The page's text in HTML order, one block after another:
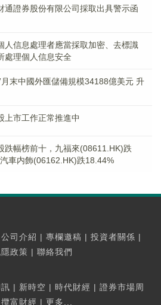
通證券股份有限公司採取出具警示函
人信息處理者應當採取加密、去標識
處理個人信息安全
末中國外匯儲備規模34188億美元 升
上市工作正常推進中
跌幅榜前十，九福來(08611.HK)跌
車内飾(06162.HK)跌18.44%
公司介紹 | 專欄邀稿 | 投資者關係 |
政策 | 聯絡我們
| 新時空 | 時代財經 | 證券市場周
攬富財經 | 更多...